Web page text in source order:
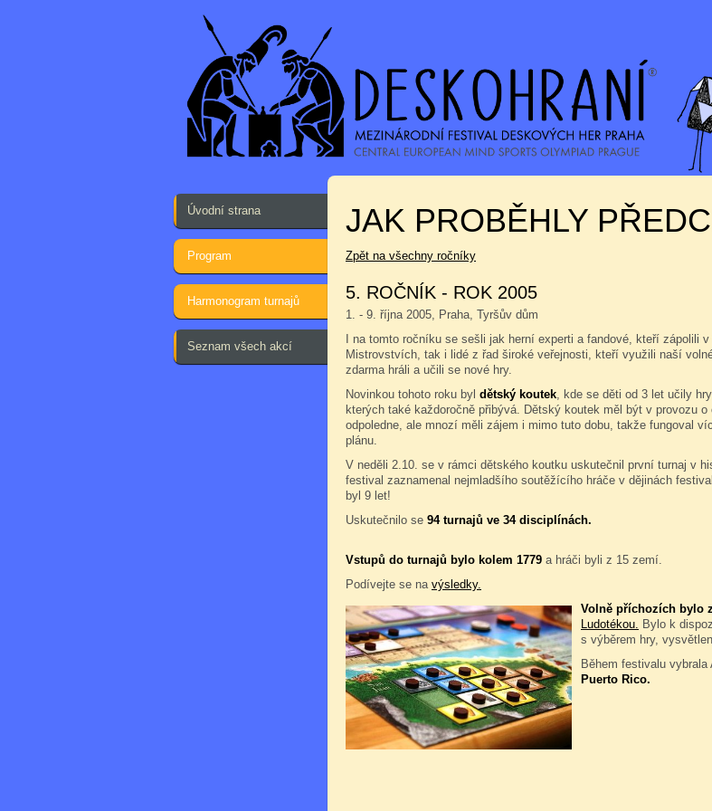
Úvodní strana
Program
Harmonogram turnajů
Seznam všech akcí
JAK PROBĚHLY
Zpět na všechny ročníky
5. ROČNÍK - ROK 2005
1. - 9. října 2005, Praha, Tyršův dům
I na tomto ročníku se sešli jak herní experti a fandové, kteří zápolili
Mistrovstvích, tak i lidé z řad široké veřejnosti, kteří využili naší
zdarma hráli a učili se nové hry.
Novinkou tohoto roku byl dětský koutek, kde se děti od 3 let učily
kterých také každoročně přibývá. Dětský koutek měl být v provozu
odpoledne, ale mnozí měli zájem i mimo tuto dobu, takže fungoval
plánu.
V neděli 2.10. se v rámci dětského koutku uskutečnil první turnaj v
festival zaznamenal nejmladšího soutěžícího hráče v dějinách
byl 9 let!
Uskutečnilo se 94 turnajů ve 34 disciplínách.
Vstupů do turnajů bylo kolem 1779 a hráči byli z 15 zemí.
Podívejte se na výsledky.
Volně příchozích bylo
Ludotékou. Bylo k
s výběrem hry,
Během festivalu vybrala
Puerto Rico.